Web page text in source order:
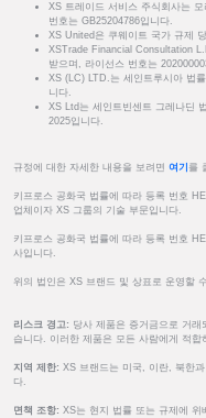
XS 트레이드 서비스 주식회사는
번호는 GB25204786입니다.
XS United은 쿠웨이트 국가 규제
XSTrade Financial Consultation
받으며, 라이선스 번호는
XS (LC) LTD.는 세인트루시아 법
니다.
XS Ltd는 세인트빈센트 그레나딘
2025입니다.
규정에 대한 자세한 내용을 보려면 여기 를
키프로스 공화국 법률에 따라 등록 번호
업체이자 XS 그룹의 기술 부문입니다.
키프로스 공화국 법률에 따라 등록 번호
사입니다.
위의 법인은 XS 브랜드 및 상표로 운영할
리스크 경고: 당사 제품은 증거금으로 거
습니다. 이러한 제품은 모든 사람에게 적
지역 제한: XS 브랜드는 미국, 이란, 북한
다.
면책 조항: XS는 현지 법률 또는 규제에 위